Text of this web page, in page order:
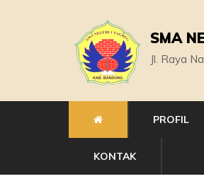
SMA
Jl. Raya
PROFIL
KONTAK